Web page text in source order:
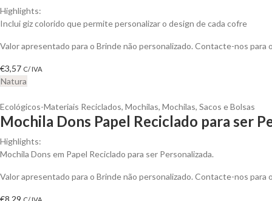
Highlights:
Inclui giz colorido que permite personalizar o design de cada cofre
Valor apresentado para o Brinde não personalizado. Contacte-nos
€3,57 C/ IVA
Natura
Ecológicos-Materiais Reciclados, Mochilas, Mochilas, Sacos e Bolsas
Mochila Dons Papel Reciclado para ser
Highlights:
Mochila Dons em Papel Reciclado para ser Personalizada.
Valor apresentado para o Brinde não personalizado. Contacte-nos
€8,29 C/ IVA